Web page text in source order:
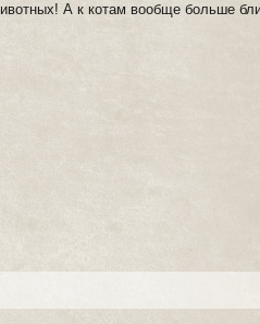
А к котам вообще больше